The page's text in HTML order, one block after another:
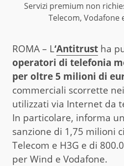
Servizi premium non
Telecom, Vodafone
ROMA – L‘Antitrust ha
operatori di telefonia
per oltre 5 milioni di
commerciali scorrette nei
utilizzati via Internet da
In particolare, informa
sanzione di 1,75 milioni
Telecom e H3G e di
per Wind e Vodafone.